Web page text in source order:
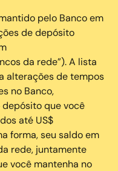
pelo Banco em
de depósito
da rede”). A lista
alterações de tempos
no Banco,
que você
até US$
forma, seu saldo em
rede, juntamente
você mantenha no